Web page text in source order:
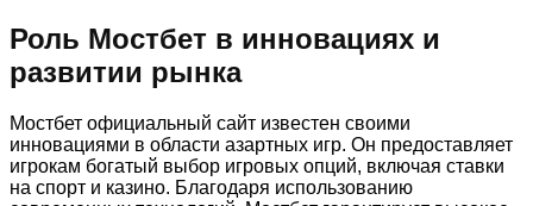
Роль Мостбет в инновациях и
развитии рынка
Мостбет официальный сайт известен своими
инновациями в области азартных игр. Он предоставляет
игрокам богатый выбор игровых опций, включая ставки
на спорт и казино. Благодаря использованию